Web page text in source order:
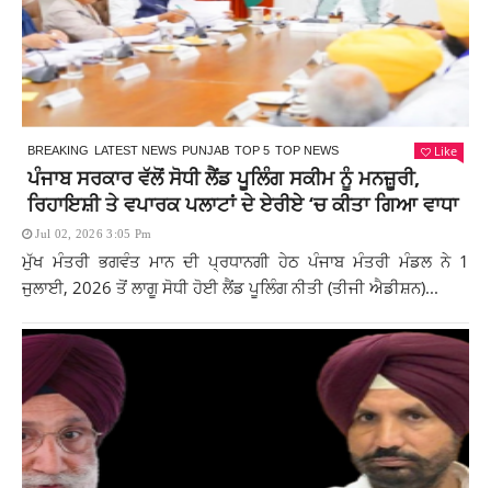
BREAKING LATEST NEWS PUNJAB TOP 5 TOP NEWS Like
ਪੰਜਾਬ ਸਰਕਾਰ ਵੱਲੋਂ ਸੋਧੀ ਲੈਂਡ ਪੂਲਿੰਗ ਸਕੀਮ ਨੂੰ ਮਨਜ਼ੂਰੀ,
ਰਿਹਾਇਸ਼ੀ ਤੇ ਵਪਾਰਕ ਪਲਾਟਾਂ ਦੇ ਏਰੀਏ ‘ਚ ਕੀਤਾ ਗਿਆ ਵਾਧਾ
Jul 02, 2026 3:05 Pm
ਮੁੱਖ ਮੰਤਰੀ ਭਗਵੰਤ ਮਾਨ ਦੀ ਪ੍ਰਧਾਨਗੀ ਹੇਠ ਪੰਜਾਬ ਮੰਤਰੀ ਮੰਡਲ ਨੇ 1
ਜੁਲਾਈ, 2026 ਤੋਂ ਲਾਗੂ ਸੋਧੀ ਹੋਈ ਲੈਂਡ ਪੂਲਿੰਗ ਨੀਤੀ (ਤੀਜੀ ਐਡੀਸ਼ਨ)...